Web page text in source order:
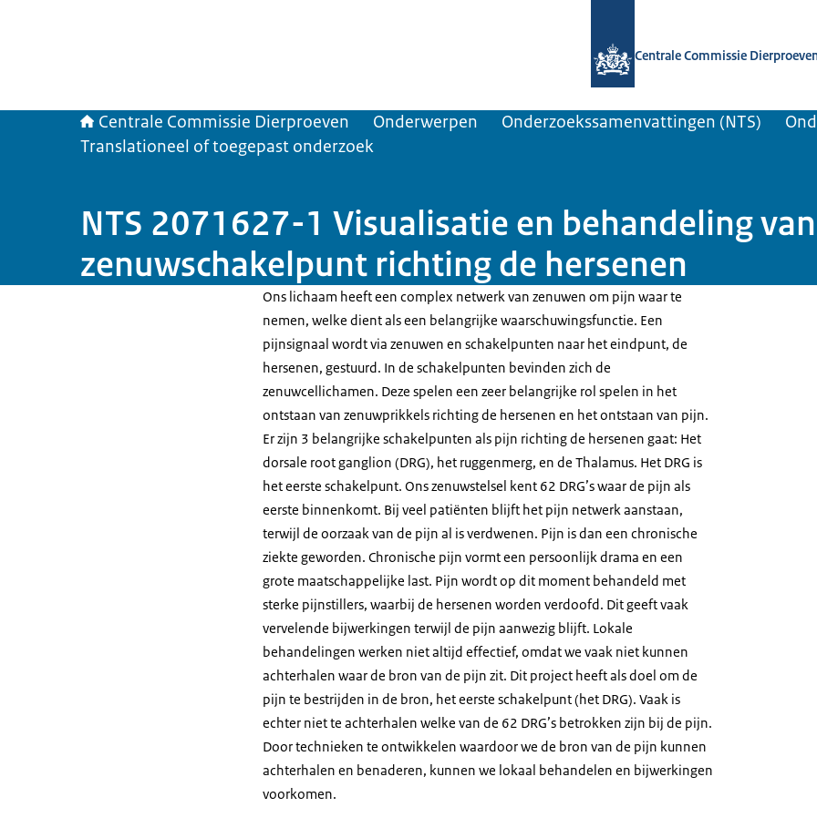
Centrale Commissie
Centrale Commissie Dierproeven Onderwerpen Onderzoekssamenvattingen (NTS)
Translationeel of toegepast onderzoek
NTS 2071627-1 Visualisatie en behandeling
zenuwschakelpunt richting de hersenen
Ons lichaam heeft een complex netwerk van zenuwen om pijn waar te
nemen, welke dient als een belangrijke waarschuwingsfunctie. Een
pijnsignaal wordt via zenuwen en schakelpunten naar het eindpunt, de
hersenen, gestuurd. In de schakelpunten bevinden zich de
zenuwcellichamen. Deze spelen een zeer belangrijke rol spelen in het
ontstaan van zenuwprikkels richting de hersenen en het ontstaan van pijn.
Er zijn 3 belangrijke schakelpunten als pijn richting de hersenen gaat: Het
dorsale root ganglion (DRG), het ruggenmerg, en de Thalamus. Het DRG is
het eerste schakelpunt. Ons zenuwstelsel kent 62 DRG’s waar de pijn als
eerste binnenkomt. Bij veel patiënten blijft het pijn netwerk aanstaan,
terwijl de oorzaak van de pijn al is verdwenen. Pijn is dan een chronische
ziekte geworden. Chronische pijn vormt een persoonlijk drama en een
grote maatschappelijke last. Pijn wordt op dit moment behandeld met
sterke pijnstillers, waarbij de hersenen worden verdoofd. Dit geeft vaak
vervelende bijwerkingen terwijl de pijn aanwezig blijft. Lokale
behandelingen werken niet altijd effectief, omdat we vaak niet kunnen
achterhalen waar de bron van de pijn zit. Dit project heeft als doel om de
pijn te bestrijden in de bron, het eerste schakelpunt (het DRG). Vaak is
echter niet te achterhalen welke van de 62 DRG’s betrokken zijn bij de pijn.
Door technieken te ontwikkelen waardoor we de bron van de pijn kunnen
achterhalen en benaderen, kunnen we lokaal behandelen en bijwerkingen
voorkomen.